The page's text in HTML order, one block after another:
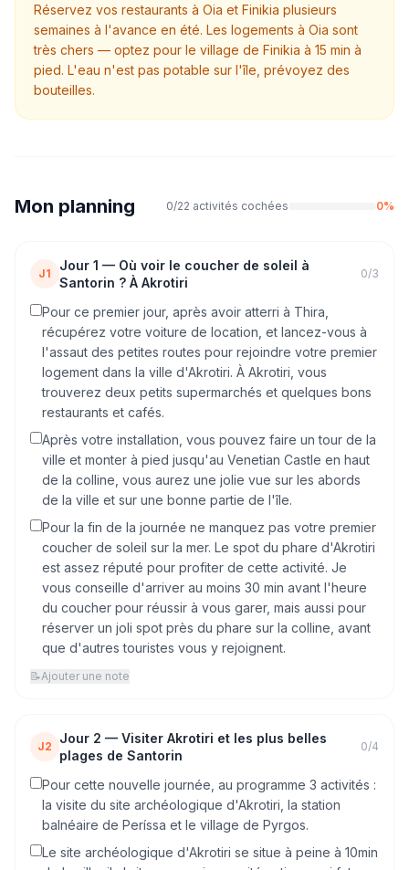
Réservez vos restaurants à Oia et Finikia plusieurs
semaines à l'avance en été. Les logements à Oia sont
très chers — optez pour le village de Finikia à 15 min à
pied. L'eau n'est pas potable sur l'île, prévoyez des
bouteilles.
Mon planning 0/22 activités cochées 0%
J1
Jour 1 — Où voir le coucher de soleil à
Santorin ? À Akrotiri
0/3
Pour ce premier jour, après avoir atterri à Thira,
récupérez votre voiture de location, et lancez-vous à
l'assaut des petites routes pour rejoindre votre premier
logement dans la ville d'Akrotiri. À Akrotiri, vous
trouverez deux petits supermarchés et quelques bons
restaurants et cafés.
Après votre installation, vous pouvez faire un tour de la
ville et monter à pied jusqu'au Venetian Castle en haut
de la colline, vous aurez une jolie vue sur les abords
de la ville et sur une bonne partie de l'île.
Pour la fin de la journée ne manquez pas votre premier
coucher de soleil sur la mer. Le spot du phare d'Akrotiri
est assez réputé pour profiter de cette activité. Je
vous conseille d'arriver au moins 30 min avant l'heure
du coucher pour réussir à vous garer, mais aussi pour
réserver un joli spot près du phare sur la colline, avant
que d'autres touristes vous y rejoignent.
📝Ajouter une note
J2
Jour 2 — Visiter Akrotiri et les plus belles
plages de Santorin
0/4
Pour cette nouvelle journée, au programme 3 activités :
la visite du site archéologique d'Akrotiri, la station
balnéaire de Períssa et le village de Pyrgos.
Le site archéologique d'Akrotiri se situe à peine à 10min